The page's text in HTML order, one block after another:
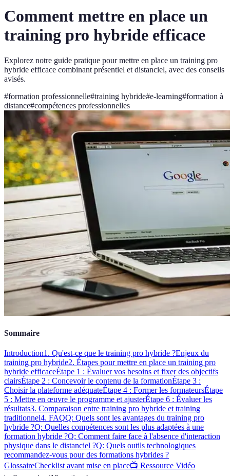
Comment mettre en place un
training pro hybride efficace
Explorez notre guide pratique pour mettre en place un training pro
hybride efficace combinant présentiel et distanciel, avec des conseils
avisés.
#formation professionnelle#training hybride#e-learning#formation à
distance#compétences professionnelles
Sommaire
Introduction1. Qu'est-ce que le training pro hybride ?Enjeux du
training pro hybride2. Étapes pour mettre en place un training pro
hybride efficaceÉtape 1 : Évaluer vos besoins et fixer des objectifs
clairsÉtape 2 : Concevoir le contenu de la formationÉtape 3 :
Choisir la plateforme adéquateÉtape 4 : Former les formateursÉtape
5 : Mettre en œuvre le programme et ajusterÉtape 6 : Évaluer les
résultats3. Comparaison entre training pro hybride et training
traditionnel4. FAQQ: Quels sont les avantages du training pro
hybride ?Q: Quelles compétences sont les plus adaptées à une
formation hybride ?Q: Comment faire face à l'absence d'interaction
physique dans le distanciel ?Q: Quels outils technologiques
recommandez-vous pour des formations hybrides ?
GlossaireChecklist avant mise en place📺 Ressource Vidéo